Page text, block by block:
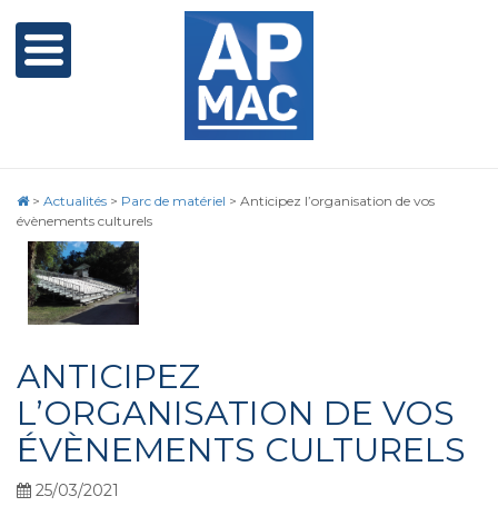
> Actualités > Parc de matériel > Anticipez l’organisation de vos
évènements culturels
ANTICIPEZ
L’ORGANISATION DE VOS
ÉVÈNEMENTS CULTURELS
25/03/2021